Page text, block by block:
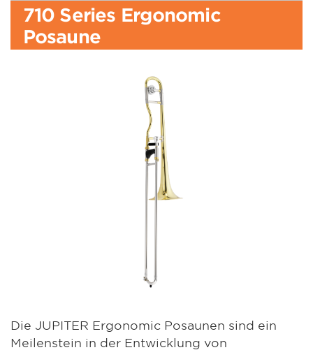
710 Series Ergonomic
Posaune
Die JUPITER Ergonomic Posaunen sind ein
Meilenstein in der Entwicklung von